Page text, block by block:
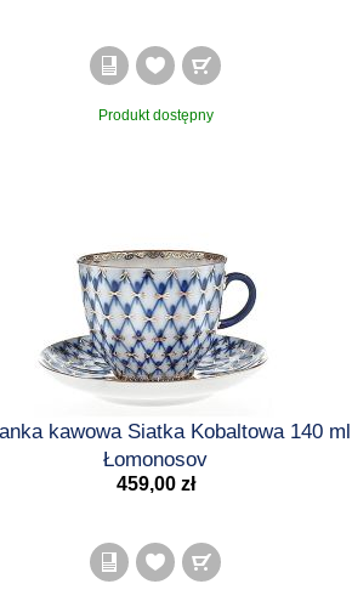
Produkt dostępny
kawowa Siatka Kobaltowa 140 ml
Łomonosov
459,00 zł